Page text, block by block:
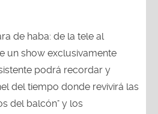
de haba: de la tele al
un show exclusivamente
podrá recordar y
del tiempo donde revivirá las
del balcón" y los